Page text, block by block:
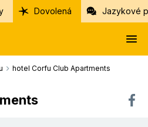
Dovolená Jazykové
hotel Corfu Club Apartments